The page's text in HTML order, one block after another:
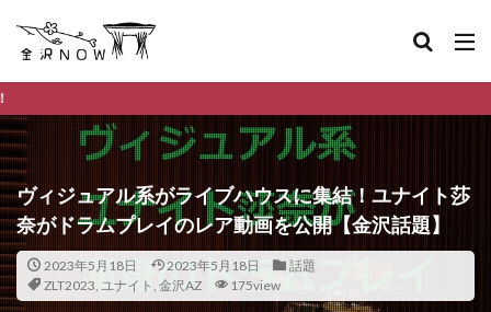
ヴィジュアル系がライブハウスに集結！ユナイト莎
奈がドラムプレイのレア動画を公開【金沢話題】
2023年5月18日 2023年5月18日
話題
ZLT2023, ユナイト , 金沢AZ 175view